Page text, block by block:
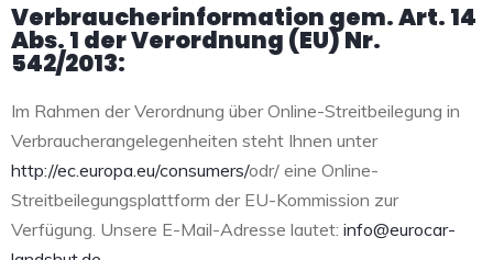
Verbraucherinformation gem. Art. 14
Abs. 1 der Verordnung (EU) Nr.
542/2013:
Im Rahmen der Verordnung über Online-Streitbeilegung in
Verbraucherangelegenheiten steht Ihnen unter
http://ec.europa.eu/consumers/odr/ eine Online-
Streitbeilegungsplattform der EU-Kommission zur
Verfügung. Unsere E-Mail-Adresse lautet: info@eurocar-